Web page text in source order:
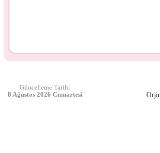
Güncelleme Tarihi
8 Ağustos 2026 Cumartesi